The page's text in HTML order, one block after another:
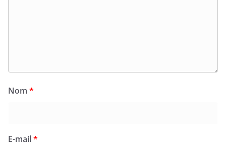
Nom *
E-mail*